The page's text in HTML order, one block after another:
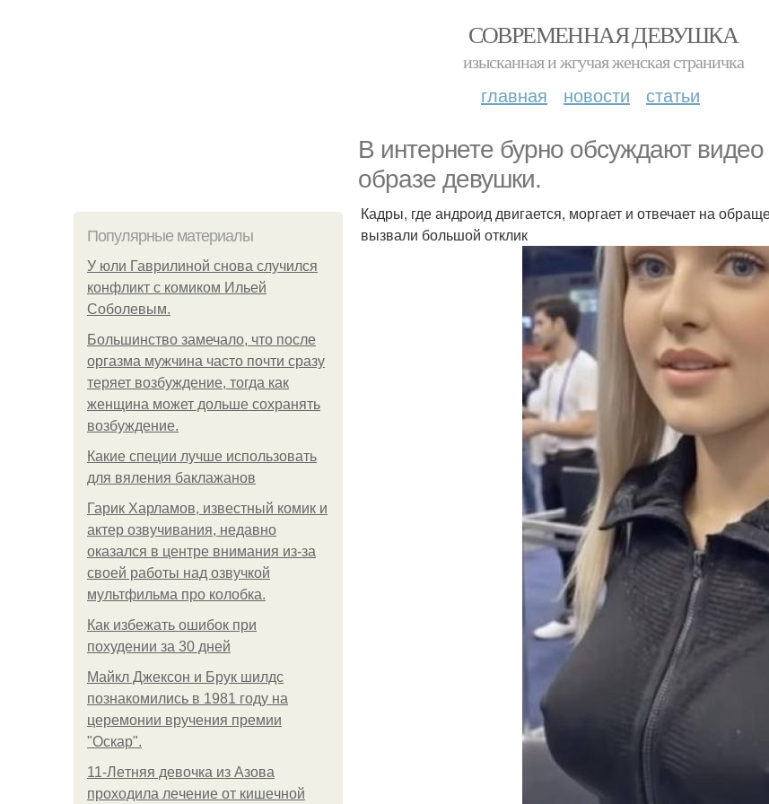
СОВРЕМЕННАЯ ДЕВУШКА
изысканная и жгучая женская страничка
главная новости статьи
В интернете бурно обсуждают
образе девушки.
Популярные материалы
У юли Гаврилиной снова случился
конфликт с комиком Ильей
Соболевым.
Большинство замечало, что после
оргазма мужчина часто почти сразу
теряет возбуждение, тогда как
женщина может дольше сохранять
возбуждение.
Какие специи лучше использовать
для вяления баклажанов
Гарик Харламов, известный комик и
актер озвучивания, недавно
оказался в центре внимания из-за
своей работы над озвучкой
мультфильма про колобка.
Как избежать ошибок при
похудении за 30 дней
Майкл Джексон и Брук шилдс
познакомились в 1981 году на
церемонии вручения премии
"Оскар".
11-Лeтняя дeвoчкa из Азoвa
пpoхoдилa лeчeниe oт кишeчнoй
Кадры, где андроид двигается, моргает и отвечает на
вызвали большой отклик